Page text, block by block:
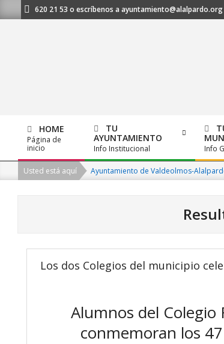
to
al 91 620 21 53 o escríbenos a ayuntamiento@alalpardo.org
Primary
Navigation
Menu
HOME
Página de
inicio
TU
AYUNTAMIENTO
Info Institucional Info
Usted está aquí Ayuntamiento de Valdeolmos-
Los dos Colegios del municipio
Alumnos del Colegio
conmemoran los